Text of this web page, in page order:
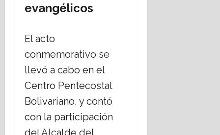
evangélicos
El acto
conmemorativo se
llevó a cabo en el
Centro Pentecostal
Bolivariano, y contó
con la participación